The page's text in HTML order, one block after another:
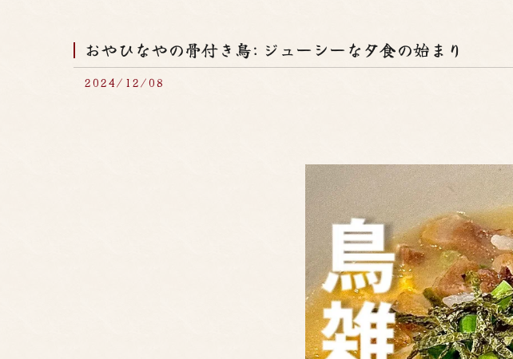
おやひなやの骨付き鳥: ジューシーな夕食の始まり
2024/12/08